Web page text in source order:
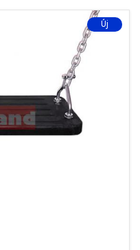
Új